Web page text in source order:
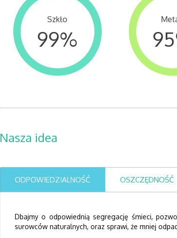
Szkło
99% 95
Nasza idea
ODPOWIEDZIALNOŚĆ OSZCZĘDNOŚĆ
Dbajmy o odpowiednią segregację śmieci,
surowców naturalnych, oraz sprawi, że mniej